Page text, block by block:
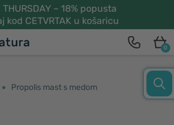
THURSDAY – 18% popusta
kod CETVRTAK u košaricu
0
Propolis mast s medom